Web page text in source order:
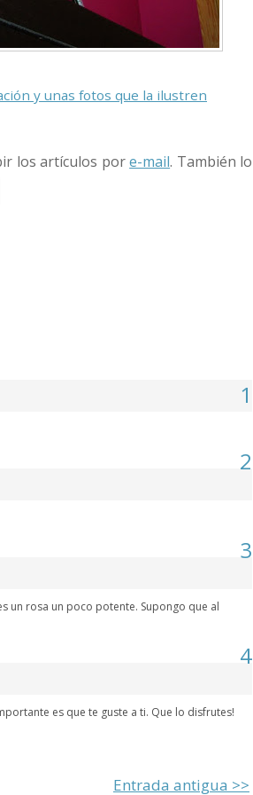
y unas fotos que la ilustren
los artículos pore-mail. También lo
1
2
3
un rosa un poco potente. Supongo que al
4
es que te guste a ti. Que lo disfrutes!
Entrada antigua >>